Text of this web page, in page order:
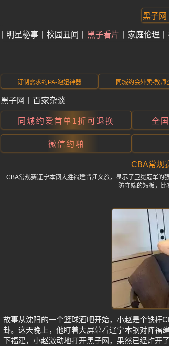
黑子网
明星秘事 校园丑闻 黑子看片 家庭伦理
订制需求约PA-泡妞神器 同城约会外卖-教师
黑子网 百家杂谈
同城约爱首单1折可退换 全
微信约啪
CBA常规
CBA常规赛辽宁本钢大胜福建晋江文旅，显示了卫冕冠军
防守端的短板，比
故事从沈阳的一个篮球酒吧开始，小赵是个铁杆
卦。这天晚上，他盯着大屏幕看辽宁本钢对阵福
下福建，小赵激动地打开黑子网，果然已经炸开